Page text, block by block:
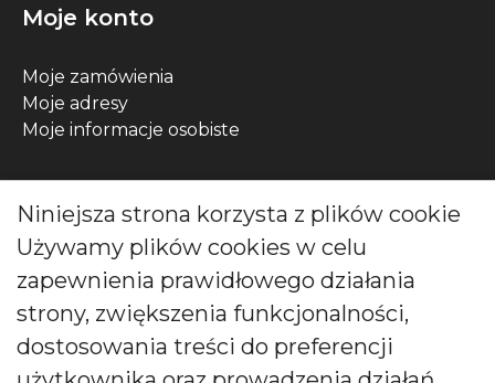
Moje konto
Moje zamówienia
Moje adresy
Moje informacje osobiste
Kontakt
ul. Wójcicka 12, 55-200 Bystrzyca, Polska
Zadzwoń do nas pod numer:
0048 71 313 91 91
Niniejsza strona korzysta z plików cookie
Używamy plików cookies w celu
zapewnienia prawidłowego działania
strony, zwiększenia funkcjonalności,
dostosowania treści do preferencji